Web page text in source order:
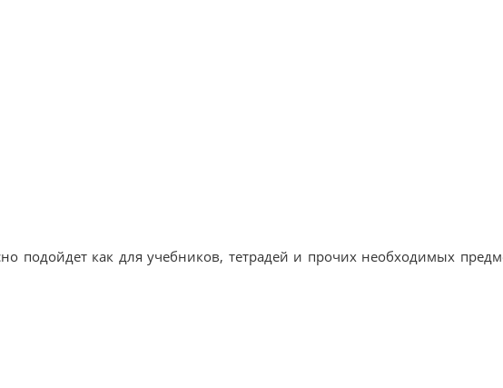
подойдет как для учебников, тетрадей и прочих необходимых